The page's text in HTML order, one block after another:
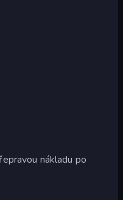
nákladu po